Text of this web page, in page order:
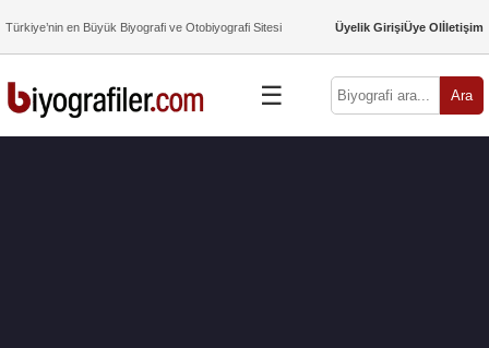
Türkiye’nin en Büyük Biyografi ve Otobiyografi Sitesi Üyelik GirişiÜye Olİletişim
☰ Ara